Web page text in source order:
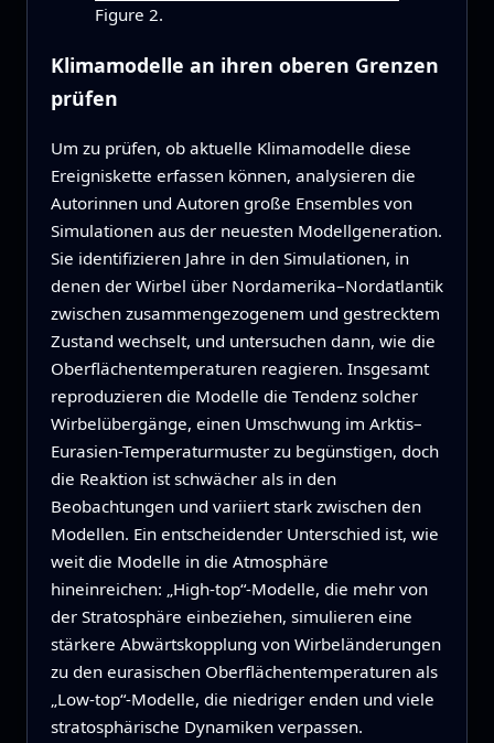
Figure 2.
Klimamodelle an ihren oberen Grenzen
prüfen
Um zu prüfen, ob aktuelle Klimamodelle diese
Ereigniskette erfassen können, analysieren die
Autorinnen und Autoren große Ensembles von
Simulationen aus der neuesten Modellgeneration.
Sie identifizieren Jahre in den Simulationen, in
denen der Wirbel über Nordamerika–Nordatlantik
zwischen zusammengezogenem und gestrecktem
Zustand wechselt, und untersuchen dann, wie die
Oberflächentemperaturen reagieren. Insgesamt
reproduzieren die Modelle die Tendenz solcher
Wirbelübergänge, einen Umschwung im Arktis–
Eurasien-Temperaturmuster zu begünstigen, doch
die Reaktion ist schwächer als in den
Beobachtungen und variiert stark zwischen den
Modellen. Ein entscheidender Unterschied ist, wie
weit die Modelle in die Atmosphäre
hineinreichen: „High-top“-Modelle, die mehr von
der Stratosphäre einbeziehen, simulieren eine
stärkere Abwärtskopplung von Wirbeländerungen
zu den eurasischen Oberflächentemperaturen als
„Low-top“-Modelle, die niedriger enden und viele
stratosphärische Dynamiken verpassen.